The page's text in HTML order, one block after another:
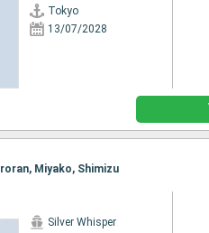
Tokyo
13/07/2028
Miyako, Shimizu
Silver Whisper